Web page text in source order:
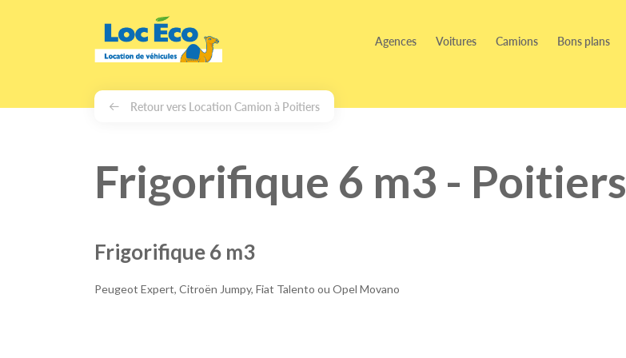
Agences Voitures Camions Bons plans
Retour vers Location Camion à Poitiers
Frigorifique 6 m3 - Poitiers
Frigorifique 6 m3
Peugeot Expert, Citroën Jumpy, Fiat Talento ou Opel Movano